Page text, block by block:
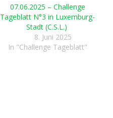
07.06.2025 – Challenge
Tageblatt N°3 in Luxemburg-
Stadt (C.S.L.)
8. Juni 2025
In "Challenge Tageblatt"